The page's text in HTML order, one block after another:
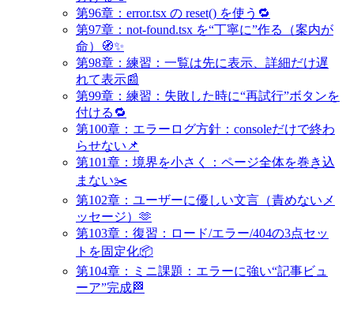
第96章：error.tsx の reset() を使う🔁
第97章：not-found.tsx を“丁寧に”作る（案内が
命）🧭✨
第98章：練習：一覧は先に表示、詳細だけ遅
れて表示📰
第99章：練習：失敗した時に“再試行”ボタンを
付ける🔁
第100章：エラーログ方針：consoleだけで終わ
らせない📌
第101章：境界を小さく：ページ全体を巻き込
まない✂️
第102章：ユーザーに優しい文言（責めないメ
ッセージ）🫶
第103章：復習：ロード/エラー/404の3点セッ
トを固定化📦
第104章：ミニ課題：エラーに強い“記事ビュ
ーア”完成🏁